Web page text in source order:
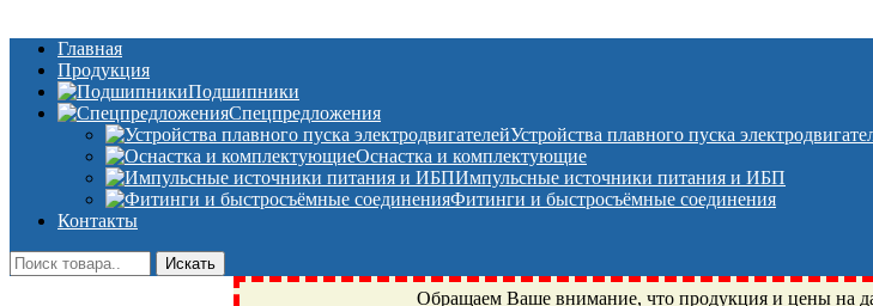
Главная
Продукция
Подшипники
Спецпредложения
Устройства плавного пуска
Оснастка и комплектующие
Импульсные источники питания и ИБП
Фитинги и быстросъёмные соединения
Контакты
Обращаем Ваше внимание, что продукция и цены на